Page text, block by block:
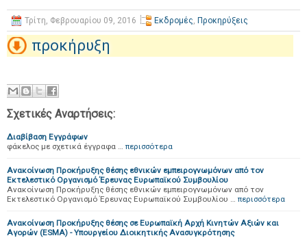
Τρίτη, Φεβρουαρίου 09, 2016 Εκδρομές, Προκηρύξεις
προκήρυξη
Σχετικές Αναρτήσεις:
Διαβίβαση Εγγράφων
φάκελος με σχετικά έγγραφα … περισσότερα
Ανακοίνωση Προκήρυξης θέσης εθνικών εμπειρογνωμόνων από τον
Εκτελεστικό Οργανισμό Έρευνας Ευρωπαϊκού Συμβουλίου
Ανακοίνωση Προκήρυξης θέσης εθνικών εμπειρογνωμόνων από τον
Εκτελεστικό Οργανισμό Έρευνας Ευρωπαϊκού Συμβουλίου … περισσότερα
Ανακοίνωση Προκήρυξης θέσης σε Ευρωπαϊκή Αρχή Κινητών Αξιών και
Αγορών (ESMA) - Υπουργείου Διοικητικής Ανασυγκρότησης